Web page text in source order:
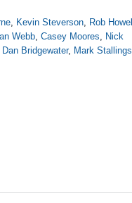
, Kevin Steverson, Rob Howell
Webb, Casey Moores
Nick
Dan Bridgewater, Mark Stallings